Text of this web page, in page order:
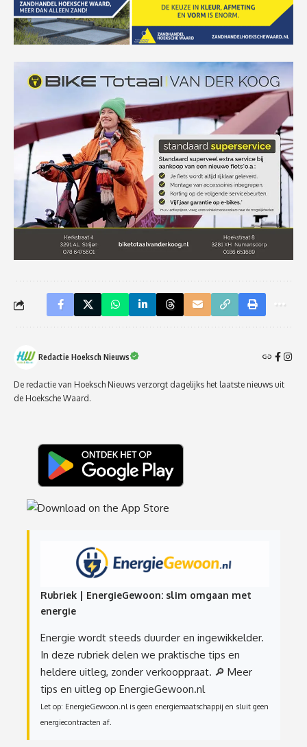
Redactie Hoeksch Nieuws
De redactie van Hoeksch Nieuws verzorgt dagelijks het laatste nieuws uit
de Hoeksche Waard.
Rubriek | EnergieGewoon: slim omgaan met
energie
Energie wordt steeds duurder en ingewikkelder.
In deze rubriek delen we praktische tips en
heldere uitleg, zonder verkooppraat. 🔎 Meer
tips en uitleg op EnergieGewoon.nl
Let op: EnergieGewoon.nl is geen energiemaatschappij en sluit geen
energiecontracten af.